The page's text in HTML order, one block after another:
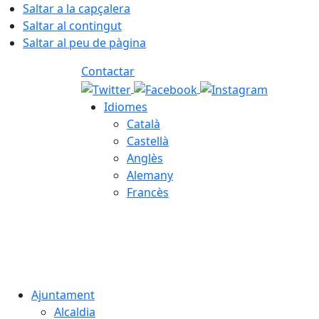
Saltar a la capçalera
Saltar al contingut
Saltar al peu de pàgina
Contactar
Idiomes
Català
Castellà
Anglès
Alemany
Francès
Ajuntament
Alcaldia